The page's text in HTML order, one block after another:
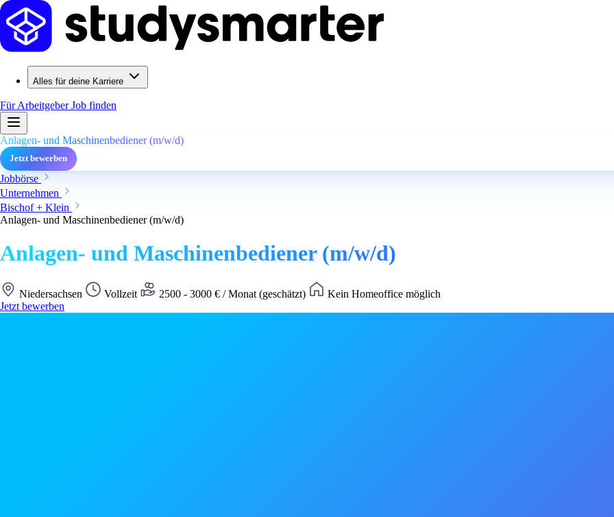
Alles für deine Karriere
Für ArbeitgeberJob finden
Anlagen- und Maschinenbediener (m/w/d)
Jetzt bewerben
Jobbörse
Unternehmen
Bischof + Klein
Anlagen- und Maschinenbediener (m/w/d)
Anlagen- und Maschinenbediener (m/w/d)
Niedersachsen Vollzeit 2500 - 3000 € / Monat (geschätzt)
Kein Homeoffice möglich
Jetzt bewerben